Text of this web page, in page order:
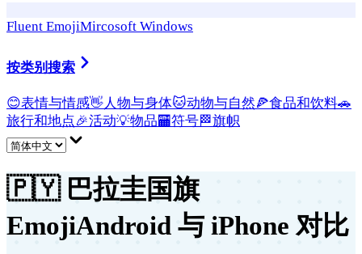
Fluent EmojiMircosoft Windows
按类别搜索
😊表情与情感👋 人物与身体🐱动物与自然🍕食品和饮料🚗
旅行和地点🎉活动💡物品🏧符号🏁旗帜
🇵🇾 巴拉圭国旗
EmojiAndroid 与 iPhone 对比